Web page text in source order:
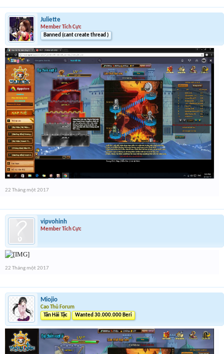
Juliette
Member Tích Cực
Banned (cant create thread )
22 Tháng một 2017
vipvohinh
Member Tích Cực
22 Tháng một 2017
Miojio
Cao Thủ Forum
Tân Hải Tặc
Wanted 30.000.000 Beri